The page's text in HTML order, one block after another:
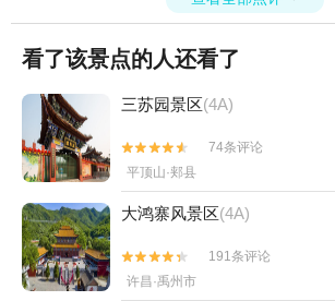
看了该景点的人还看了
三苏园景区(4A)


74条评论
平顶山·郏县
大鸿寨风景区(4A)


191条评论
许昌·禹州市